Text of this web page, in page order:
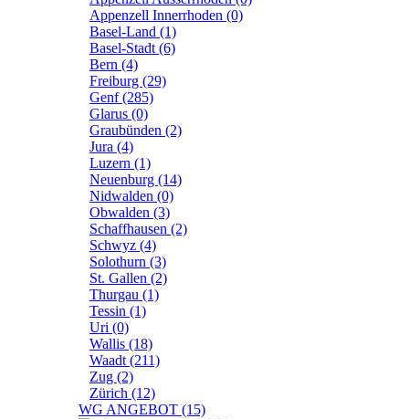
Appenzell Innerrhoden (0)
Basel-Land (1)
Basel-Stadt (6)
Bern (4)
Freiburg (29)
Genf (285)
Glarus (0)
Graubünden (2)
Jura (4)
Luzern (1)
Neuenburg (14)
Nidwalden (0)
Obwalden (3)
Schaffhausen (2)
Schwyz (4)
Solothurn (3)
St. Gallen (2)
Thurgau (1)
Tessin (1)
Uri (0)
Wallis (18)
Waadt (211)
Zug (2)
Zürich (12)
WG ANGEBOT (15)